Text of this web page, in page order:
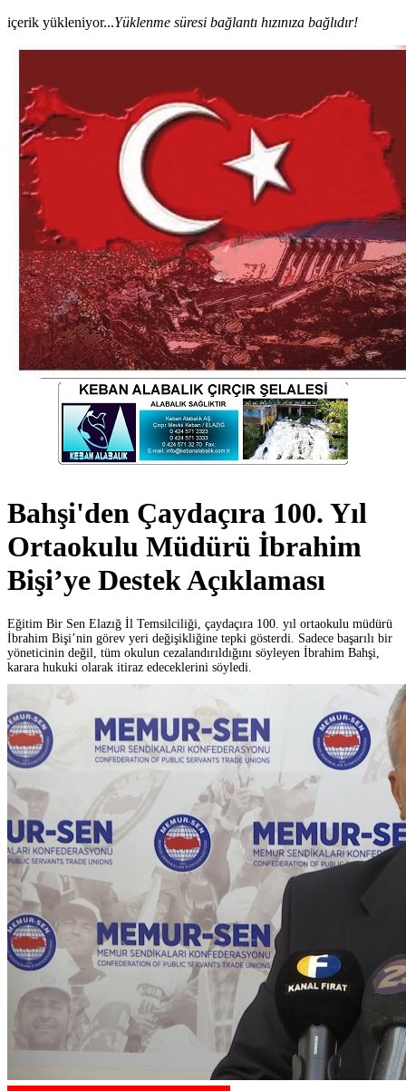
içerik yükleniyor...Yüklenme süresi bağlantı hızınıza bağlıdır!
Bahşi'den Çaydaçıra 100. Yıl
Ortaokulu Müdürü İbrahim
Bişi’ye Destek Açıklaması
Eğitim Bir Sen Elazığ İl Temsilciliği, çaydaçıra 100. yıl ortaokulu müdürü
İbrahim Bişi’nin görev yeri değişikliğine tepki gösterdi. Sadece başarılı bir
yöneticinin değil, tüm okulun cezalandırıldığını söyleyen İbrahim Bahşi,
karara hukuki olarak itiraz edeceklerini söyledi.